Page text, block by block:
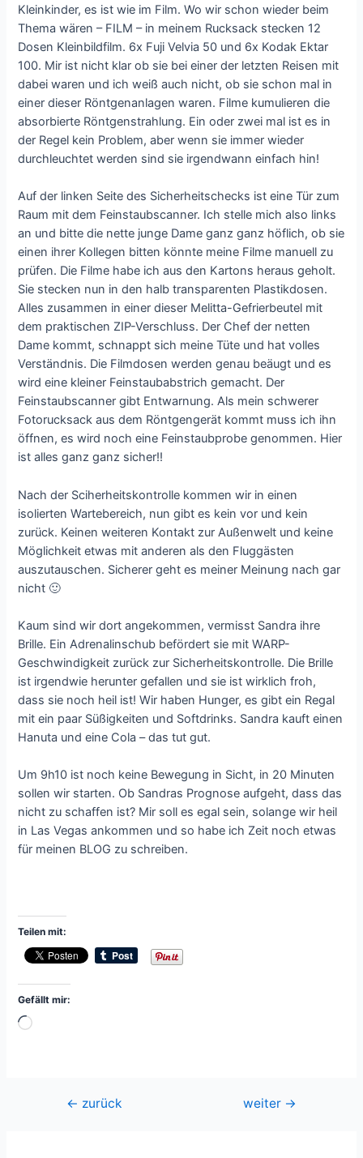
Kleinkinder, es ist wie im Film. Wo wir schon wieder beim
Thema wären – FILM – in meinem Rucksack stecken 12
Dosen Kleinbildfilm. 6x Fuji Velvia 50 und 6x Kodak Ektar
100. Mir ist nicht klar ob sie bei einer der letzten Reisen mit
dabei waren und ich weiß auch nicht, ob sie schon mal in
einer dieser Röntgenanlagen waren. Filme kumulieren die
absorbierte Röntgenstrahlung. Ein oder zwei mal ist es in
der Regel kein Problem, aber wenn sie immer wieder
durchleuchtet werden sind sie irgendwann einfach hin!
Auf der linken Seite des Sicherheitschecks ist eine Tür zum
Raum mit dem Feinstaubscanner. Ich stelle mich also links
an und bitte die nette junge Dame ganz ganz höflich, ob sie
einen ihrer Kollegen bitten könnte meine Filme manuell zu
prüfen. Die Filme habe ich aus den Kartons heraus geholt.
Sie stecken nun in den halb transparenten Plastikdosen.
Alles zusammen in einer dieser Melitta-Gefrierbeutel mit
dem praktischen ZIP-Verschluss. Der Chef der netten
Dame kommt, schnappt sich meine Tüte und hat volles
Verständnis. Die Filmdosen werden genau beäugt und es
wird eine kleiner Feinstaubabstrich gemacht. Der
Feinstaubscanner gibt Entwarnung. Als mein schwerer
Fotorucksack aus dem Röntgengerät kommt muss ich ihn
öffnen, es wird noch eine Feinstaubprobe genommen. Hier
ist alles ganz ganz sicher!!
Nach der Sciherheitskontrolle kommen wir in einen
isolierten Wartebereich, nun gibt es kein vor und kein
zurück. Keinen weiteren Kontakt zur Außenwelt und keine
Möglichkeit etwas mit anderen als den Fluggästen
auszutauschen. Sicherer geht es meiner Meinung nach gar
nicht 🙂
Kaum sind wir dort angekommen, vermisst Sandra ihre
Brille. Ein Adrenalinschub befördert sie mit WARP-
Geschwindigkeit zurück zur Sicherheitskontrolle. Die Brille
ist irgendwie herunter gefallen und sie ist wirklich froh,
dass sie noch heil ist! Wir haben Hunger, es gibt ein Regal
mit ein paar Süßigkeiten und Softdrinks. Sandra kauft einen
Hanuta und eine Cola – das tut gut.
Um 9h10 ist noch keine Bewegung in Sicht, in 20 Minuten
sollen wir starten. Ob Sandras Prognose aufgeht, dass das
nicht zu schaffen ist? Mir soll es egal sein, solange wir heil
in Las Vegas ankommen und so habe ich Zeit noch etwas
für meinen BLOG zu schreiben.
Teilen mit:
Gefällt mir:
Wird
Beitragsnavigation
← zurück weiter →